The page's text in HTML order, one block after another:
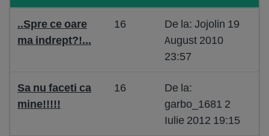
..Spre ce oare
ma indrept?!...
16
De la: Jojolin 19
August 2010
23:57
Sa nu faceti ca
mine!!!!!
16
De la:
garbo_1681 2
Iulie 2012 19:15